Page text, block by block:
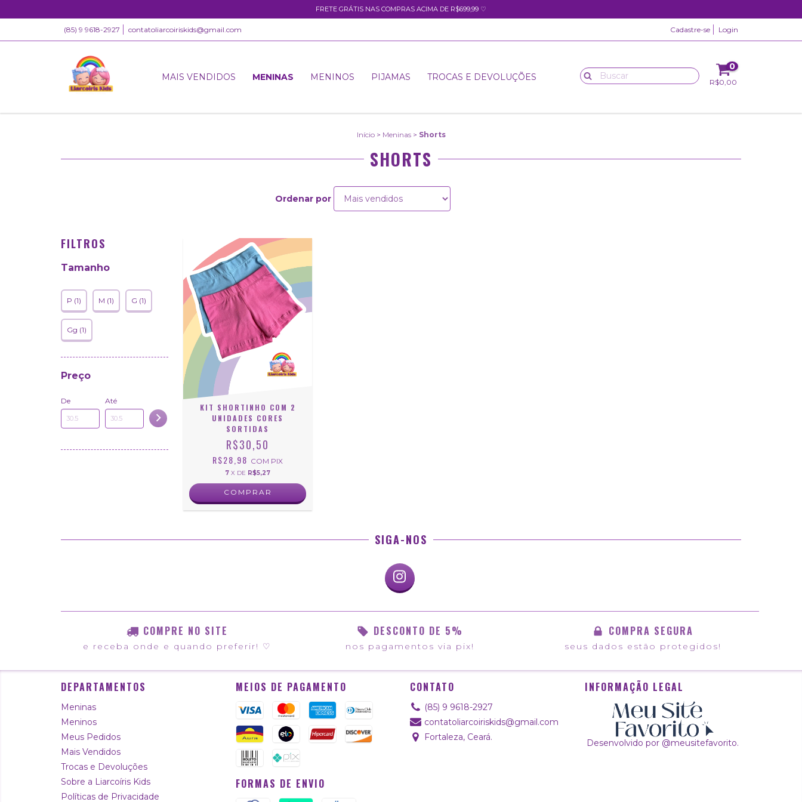
FRETE GRÁTIS NAS COMPRAS ACIMA DE R$699,99 ♡
(85) 9 9618-2927 contatoliarcoiriskids@gmail.com Cadastre-se Login
MAIS VENDIDOS MENINAS MENINOS PIJAMAS TROCAS E DEVOLUÇÕES
0
R$0,00
Início > Meninas > Shorts
SHORTS
Ordenar por
FILTROS
Tamanho
P (1) M (1) G (1)
Gg (1)
Preço
De Até
KIT SHORTINHO COM 2
UNIDADES CORES
SORTIDAS
R$30,50
R$28,98 COM PIX
7 X DE R$5,27
COMPRAR
SIGA-NOS
COMPRE NO SITE
e receba onde e quando preferir! ♡
DESCONTO DE 5%
nos pagamentos via pix!
COMPRA SEGURA
seus dados estão protegidos!
DEPARTAMENTOS
Meninas
Meninos
Meus Pedidos
Mais Vendidos
Trocas e Devoluções
Sobre a Liarcoíris Kids
Políticas de Privacidade
MEIOS DE PAGAMENTO
FORMAS DE ENVIO
CONTATO
(85) 9 9618-2927
contatoliarcoiriskids@gmail.com
Fortaleza, Ceará.
INFORMAÇÃO LEGAL
Desenvolvido por @meusitefavorito.